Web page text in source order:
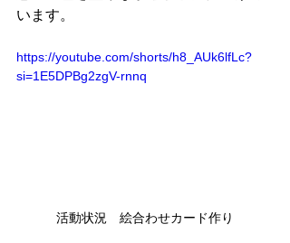
います。
https://youtube.com/shorts/h8_AUk6lfLc?
si=1E5DPBg2zgV-rnnq
活動状況　絵合わせカード作り